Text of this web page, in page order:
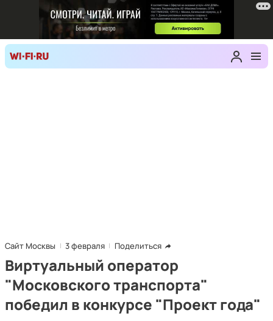
Сайт Москвы 3 февраля Поделиться
Виртуальный оператор
"Московского транспорта"
победил в конкурсе "Проект года"